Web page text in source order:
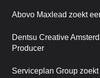
Abovo Maxlead zoekt
Dentsu Creative
Producer
Serviceplan Group